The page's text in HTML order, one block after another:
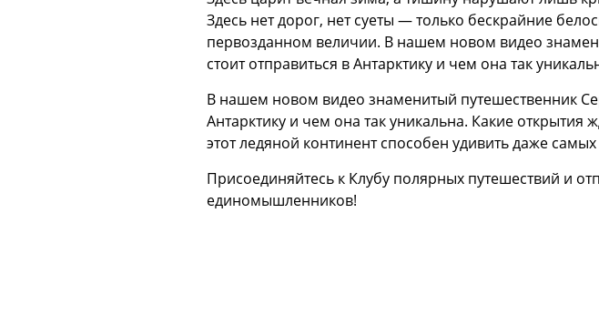
Здесь нет дорог, нет суеты — только бескрайние
первозданном величии. В нашем новом видео
стоит отправиться в Антарктику и чем она так
В нашем новом видео знаменитый путешественник
Антарктику и чем она так уникальна. Какие
этот ледяной континент способен удивить даже
Присоединяйтесь к Клубу полярных путешествий и
единомышленников!